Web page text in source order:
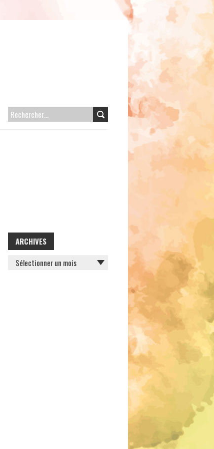
RECHERCHER :
ARCHIVES
ARCHIVES